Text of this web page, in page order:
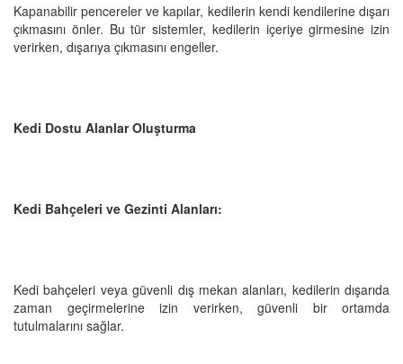
Kapanabilir pencereler ve kapılar, kedilerin kendi kendilerine dışarı
çıkmasını önler. Bu tür sistemler, kedilerin içeriye girmesine izin
verirken, dışarıya çıkmasını engeller.
Kedi Dostu Alanlar Oluşturma
Kedi Bahçeleri ve Gezinti Alanları:
Kedi bahçeleri veya güvenli dış mekan alanları, kedilerin dışarıda
zaman geçirmelerine izin verirken, güvenli bir ortamda
tutulmalarını sağlar.